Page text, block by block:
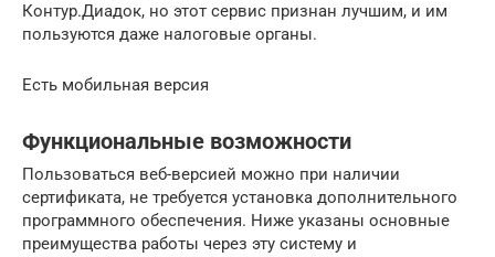
Контур.Диадок, но этот сервис признан лучшим, и им
пользуются даже налоговые органы.
Есть мобильная версия
Функциональные возможности
Пользоваться веб-версией можно при наличии
сертификата, не требуется установка дополнительного
программного обеспечения. Ниже указаны основные
преимущества работы через эту систему и